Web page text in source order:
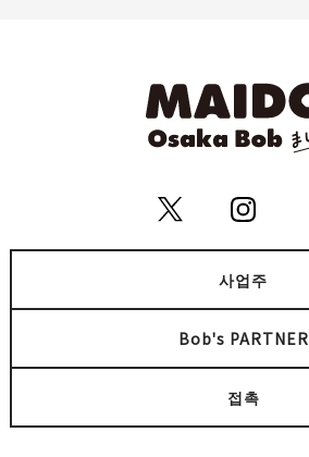
사업주
Bob's PARTNER
접촉